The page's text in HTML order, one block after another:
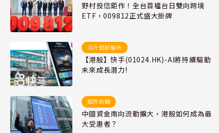
野村投信鉅作！全台首檔台日雙向跨境
ETF，009812正式盛大掛牌
海外個股解析
【港股】快手(01024.HK)-AI將持續驅動
未來成長潛力!
國際新聞
中國資金南向流動擴大，港股如何成為最
大受惠者？